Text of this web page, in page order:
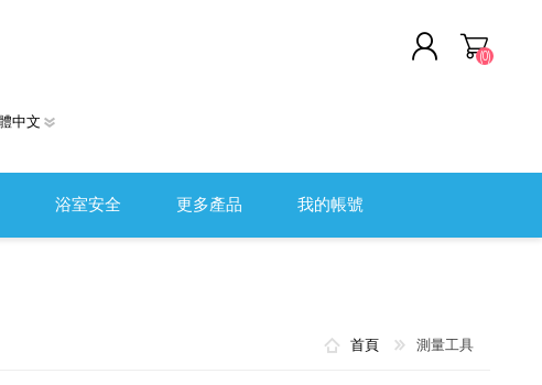
(0)
浴室安全 更多產品 我的帳號
首頁 測量工具